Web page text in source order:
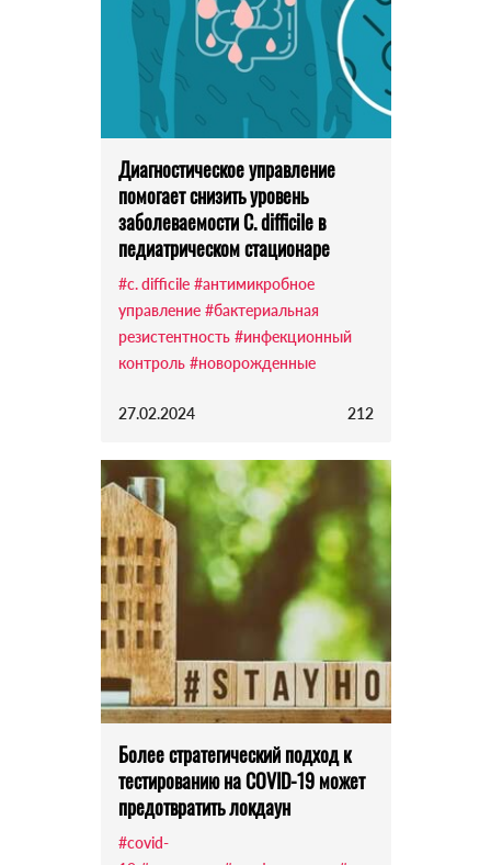
Диагностическое управление
помогает снизить уровень
заболеваемости C. difficile в
педиатрическом стационаре
#c. difficile #антимикробное
управление #бактериальная
резистентность #инфекционный
контроль #новорожденные
27.02.2024 212
Более стратегический подход к
тестированию на COVID-19 может
предотвратить локдаун
#covid-